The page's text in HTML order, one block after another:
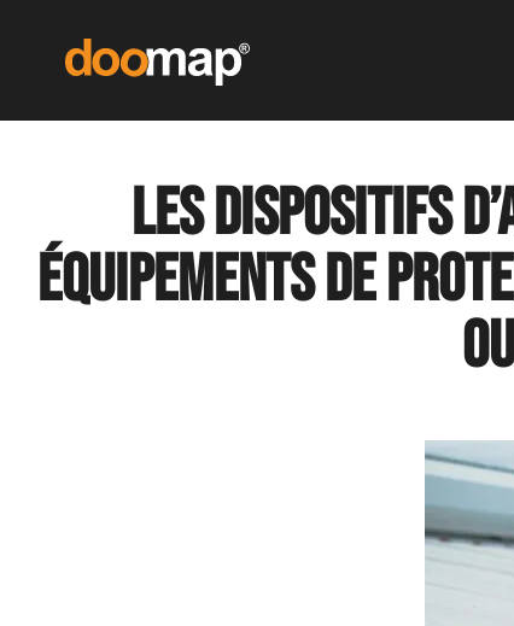
Les dispositifs
équipements de